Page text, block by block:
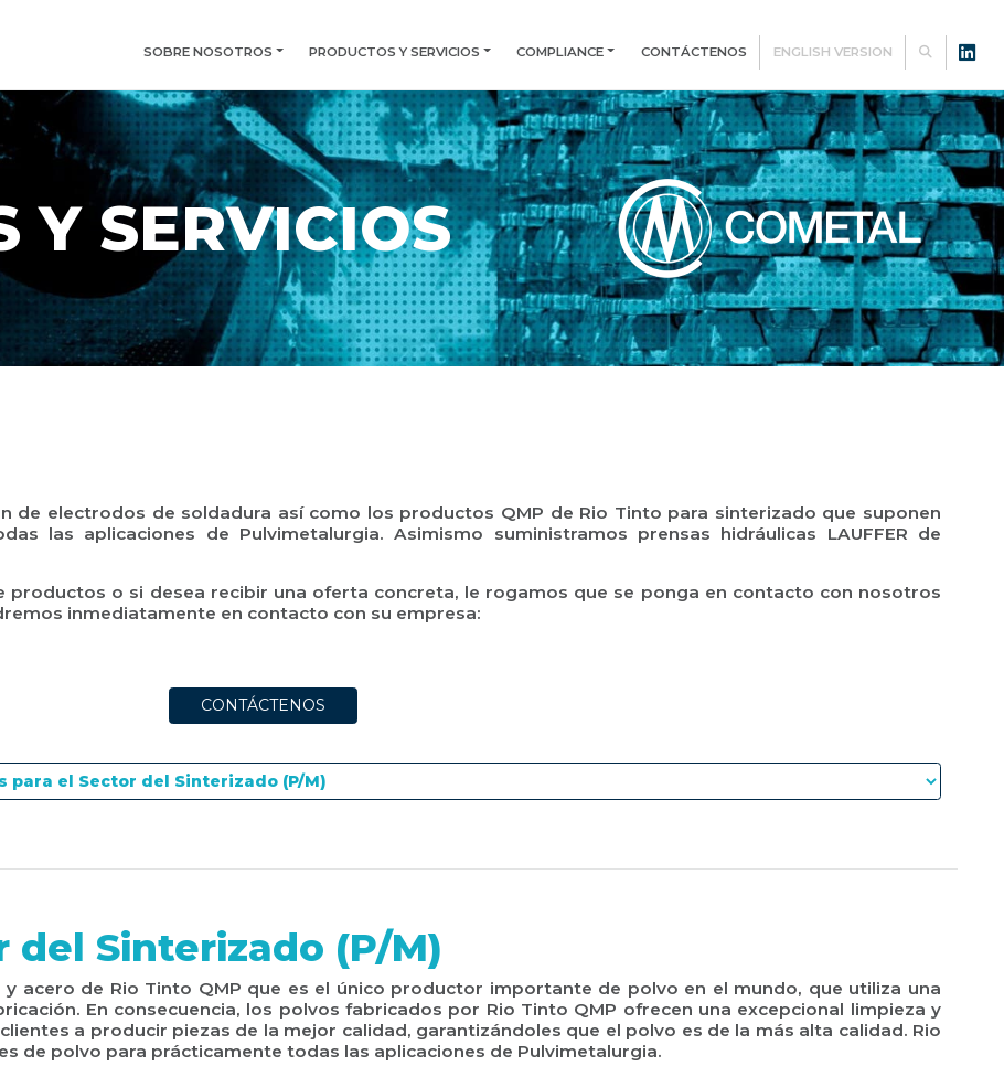
SOBRE NOSOTROS PRODUCTOS Y SERVICIOS COMPLIANCE CONTÁCTENOS ENGLISH VERSION
Y SERVICIOS
de electrodos de soldadura así como los productos QMP de Rio Tinto para sinterizado que suponen
las aplicaciones de Pulvimetalurgia. Asimismo suministramos prensas hidráulicas LAUFFER de
productos o si desea recibir una oferta concreta, le rogamos que se ponga en contacto con nosotros
inmediatamente en contacto con su empresa:
CONTÁCTENOS
del Sinterizado (P/M)
y acero de Rio Tinto QMP que es el único productor importante de polvo en el mundo, que utiliza una
En consecuencia, los polvos fabricados por Rio Tinto QMP ofrecen una excepcional limpieza y
a producir piezas de la mejor calidad, garantizándoles que el polvo es de la más alta calidad. Rio
de polvo para prácticamente todas las aplicaciones de Pulvimetalurgia.